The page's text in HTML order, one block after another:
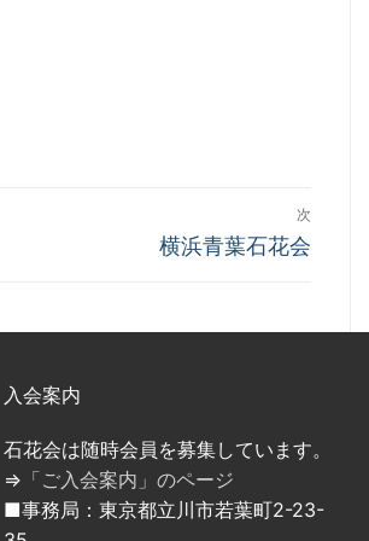
次
次
稿:
横浜青葉石花会
入会案内
石花会は随時会員を募集しています。
⇒ 「ご入会案内」のページ
■事務局：東京都立川市若葉町2-23-